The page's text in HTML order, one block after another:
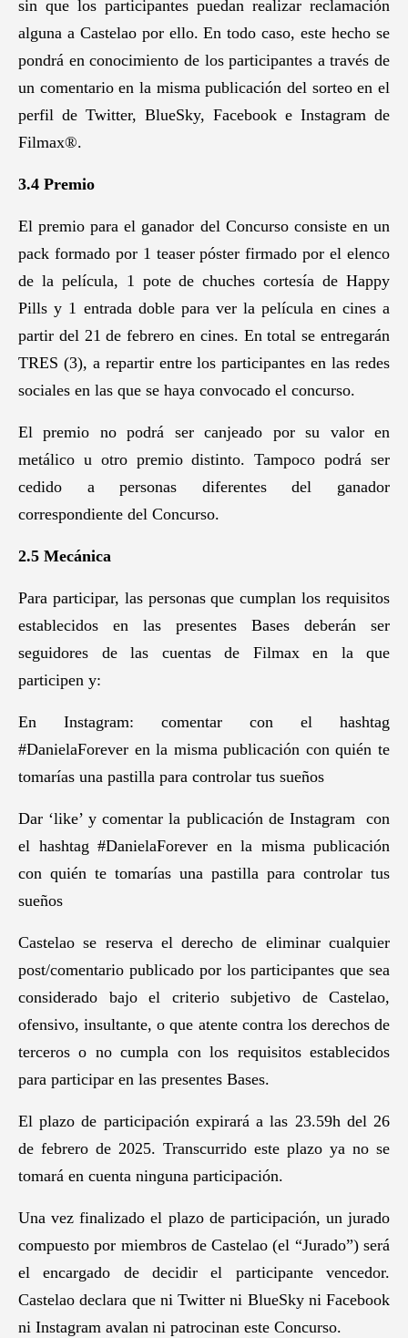
sin que los participantes puedan realizar reclamación
alguna a Castelao por ello. En todo caso, este hecho se
pondrá en conocimiento de los participantes a través de
un comentario en la misma publicación del sorteo en el
perfil de Twitter, BlueSky, Facebook e Instagram de
Filmax®.
3.4 Premio
El premio para el ganador del Concurso consiste en un
pack formado por 1 teaser póster firmado por el elenco
de la película, 1 pote de chuches cortesía de Happy
Pills y 1 entrada doble para ver la película en cines a
partir del 21 de febrero en cines. En total se entregarán
TRES (3), a repartir entre los participantes en las redes
sociales en las que se haya convocado el concurso.
El premio no podrá ser canjeado por su valor en
metálico u otro premio distinto. Tampoco podrá ser
cedido a personas diferentes del ganador
correspondiente del Concurso.
2.5 Mecánica
Para participar, las personas que cumplan los requisitos
establecidos en las presentes Bases deberán ser
seguidores de las cuentas de Filmax en la que
participen y:
En Instagram: comentar con el hashtag
#DanielaForever en la misma publicación con quién te
tomarías una pastilla para controlar tus sueños
Dar ‘like’ y comentar la publicación de Instagram con
el hashtag #DanielaForever en la misma publicación
con quién te tomarías una pastilla para controlar tus
sueños
Castelao se reserva el derecho de eliminar cualquier
post/comentario publicado por los participantes que sea
considerado bajo el criterio subjetivo de Castelao,
ofensivo, insultante, o que atente contra los derechos de
terceros o no cumpla con los requisitos establecidos
para participar en las presentes Bases.
El plazo de participación expirará a las 23.59h del 26
de febrero de 2025. Transcurrido este plazo ya no se
tomará en cuenta ninguna participación.
Una vez finalizado el plazo de participación, un jurado
compuesto por miembros de Castelao (el “Jurado”) será
el encargado de decidir el participante vencedor.
Castelao declara que ni Twitter ni BlueSky ni Facebook
ni Instagram avalan ni patrocinan este Concurso.